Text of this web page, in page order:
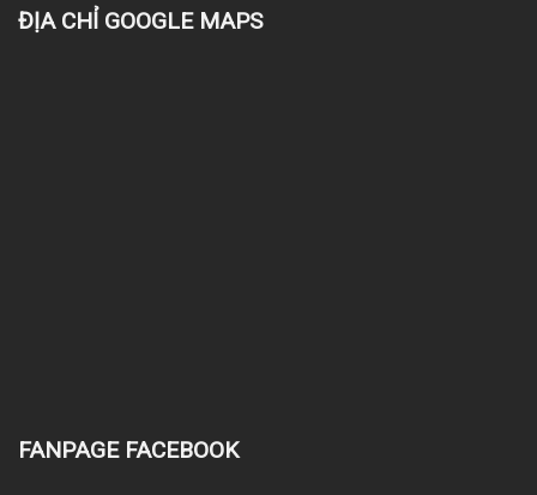
ĐỊA CHỈ GOOGLE MAPS
FANPAGE FACEBOOK